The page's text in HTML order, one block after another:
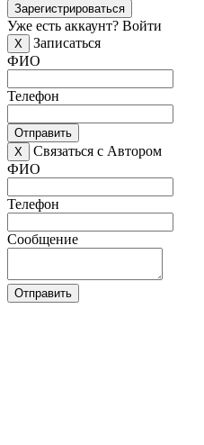
Зарегистрироваться
Уже есть аккаунт? Войти
X
Записаться
ФИО
Телефон
Отправить
X
Связаться с Автором
ФИО
Телефон
Сообщение
Отправить